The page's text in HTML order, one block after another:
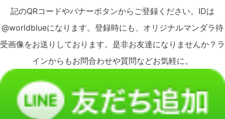
記のQRコードやバナーボタンからご登録ください。IDは
@worldblueになります。登録時にも、オリジナルマンダラ待
受画像をお送りしております。是非お友達になりませんか？ラ
インからもお問合わせや質問などお気軽に。